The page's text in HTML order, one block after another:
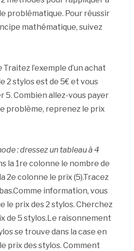
problématique. Pour réussir
mathématique, suivez
Traitez l’exemple d’un achat
2 stylos est de 5€ et vous
5. Combien allez-vous payer
problème, reprenez le prix
: dressez un tableau à 4
la 1re colonne le nombre de
2e colonne le prix (5).Tracez
information, vous
le prix des 2 stylos. Cherchez
de 5 stylos.Le raisonnement
se trouve dans la case en
prix des stylos. Comment